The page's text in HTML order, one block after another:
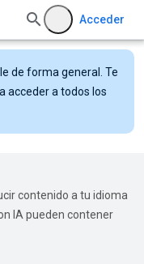
Acceder
de forma general. Te
acceder a todos los
contenido a tu idioma
IA pueden contener